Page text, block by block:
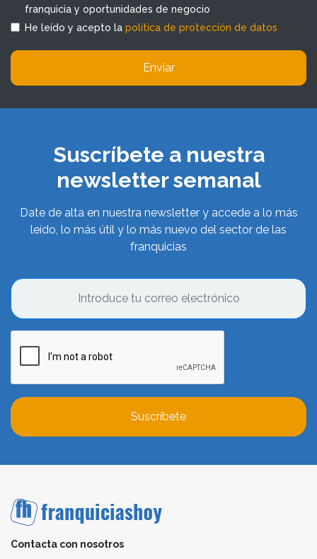
franquicia y oportunidades de negocio
He leído y acepto la política de protección de datos
Enviar
Suscríbete a nuestra
newsletter semanal
Date de alta en nuestra newsletter y accede a lo más
leído, lo más útil y lo más nuevo del sector de las
franquicias
Suscríbete
Contacta con nosotros